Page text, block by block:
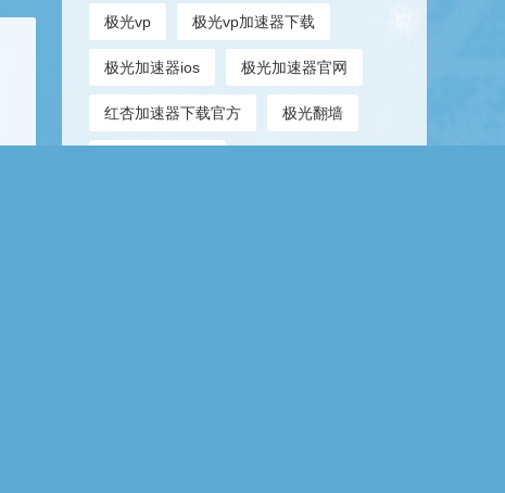
极光vp 极光vp加速器下载
极光加速器ios 极光加速器官网
红杏加速器下载官方 极光翻墙